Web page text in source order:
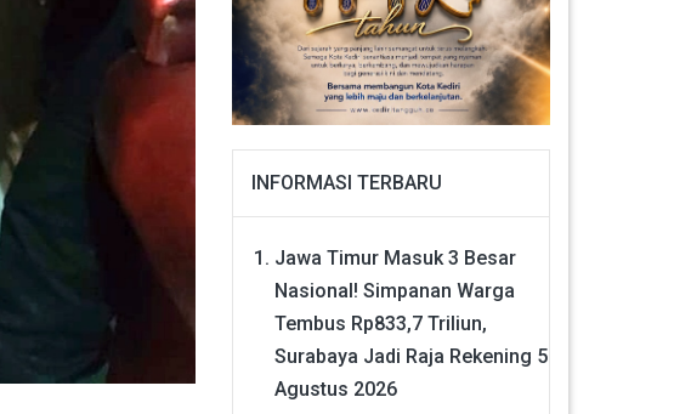
INFORMASI TERBARU
Jawa Timur Masuk 3 Besar
Nasional! Simpanan Warga
Tembus Rp833,7 Triliun,
Surabaya Jadi Raja Rekening 5
Agustus 2026